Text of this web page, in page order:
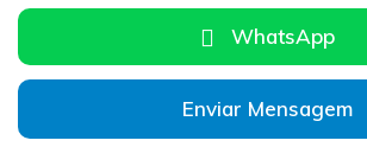
WhatsApp
Enviar Mensagem